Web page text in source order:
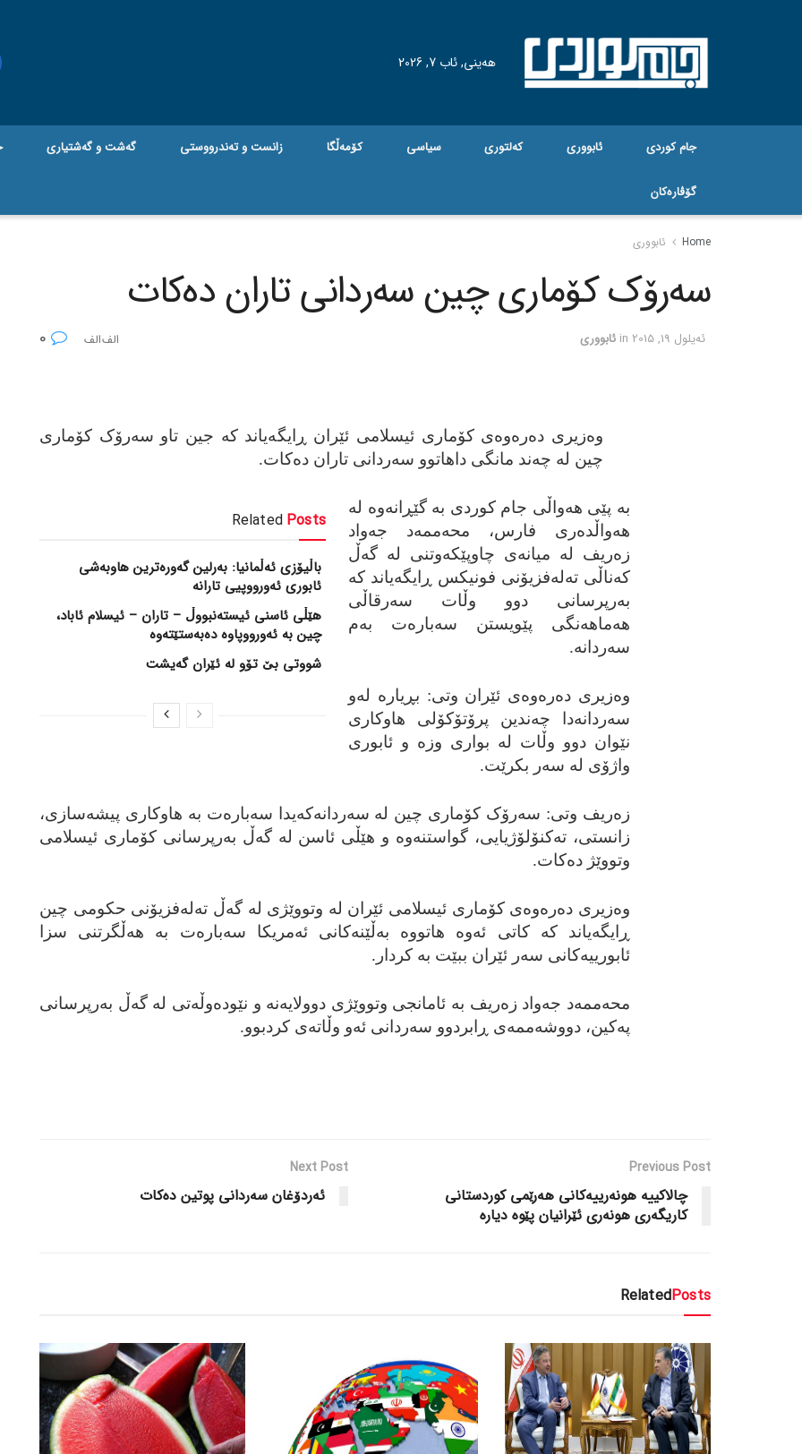
هه‌ینی, ئاب 7, 2026
جام کوردی ئابووری کەلتوری سیاسی کۆمەڵگا زانست و تەندرووستی گه‌شت و گه‌شتیاری
گۆڤاره‌کان
Home ئابووری
سه‌رۆک کۆماری چین سه‌ردانی تاران ده‌کات
ئه‌یلول 19, 2015 in ئابووری
وه‌زیری ده‌ره‌وه‌ی کۆماری ئیسلامی ئێران ڕایگه‌یاند که‌ جین تاو سه‌رۆک کۆماری
چین له‌ چه‌ند مانگی داهاتوو سه‌ردانی تاران ده‌کات.
Related Posts
باڵیۆزی ئەڵمانیا: بەرلین گەورەترین هاوبەشی
ئابوری ئەورووپیی تارانە
هێڵی ئاسنی ئیستەنبووڵ – تاران – ئیسلام ئاباد،
چین بە ئەورووپاوە دەبەستێتەوە
شووتی بێ تۆو لە ئێران گەیشت
به‌ پێی هه‌واڵی جام کوردی به‌ گێڕانه‌وه‌ له‌
هه‌واڵده‌ری فارس، محه‌ممه‌د جه‌واد
زه‌ریف له‌ میانه‌ی چاوپێکه‌وتنی له‌ گه‌ڵ
که‌ناڵی ته‌له‌فزیۆنی فونیکس ڕایگه‌یاند که‌
به‌رپرسانی دوو وڵات سه‌رقاڵی
هه‌ماهه‌نگی پێویستن سه‌باره‌ت به‌م
سه‌ردانه‌.
وه‌زیری ده‌ره‌وه‌ی ئێران وتی: بڕیاره‌ له‌و
سه‌ردانه‌دا چه‌ندین پرۆتۆکۆلی هاوکاری
نێوان دوو وڵات له‌ بواری وزه‌ و ئابوری
واژۆی له‌ سه‌ر بکرێت.
زه‌ریف وتی: سه‌رۆک کۆماری چین له‌ سه‌ردانه‌که‌یدا سه‌باره‌ت به‌ هاوکاری پیشه‌سازی،
زانستی، ته‌کنۆلۆژیایی، گواستنه‌وه‌ و هێڵی ئاسن له‌ گه‌ڵ به‌رپرسانی کۆماری ئیسلامی
وتووێژ ده‌کات.
وه‌زیری ده‌ره‌وه‌ی کۆماری ئیسلامی ئێران له‌ وتووێژی له‌ گه‌ڵ ته‌له‌فزیۆنی حکومی چین
ڕایگه‌یاند که‌ کاتی ئه‌وه‌ هاتووه‌ به‌ڵێنه‌کانی ئه‌مریکا سه‌باره‌ت به‌ هه‌ڵگرتنی سزا
ئابورییه‌کانی سه‌ر ئێران ببێت به‌ کردار.
محه‌ممه‌د جه‌واد زه‌ریف به‌ ئامانجی وتووێژی دوولایه‌نه‌ و نێوده‌وڵه‌تی له‌ گه‌ڵ به‌رپرسانی
په‌کین، دووشه‌ممه‌ی ڕابردوو سه‌ردانی ئه‌و وڵاته‌ی کردبوو.
Previous Post
چالاکییه‌ هونه‌رییه‌کانی هه‌رێمی کوردستانی
کاریگه‌ری هونه‌ری ئێرانیان پێوه‌ دیاره‌
Next Post
ئه‌ردۆغان سه‌ردانی پوتین ده‌کات
RelatedPosts